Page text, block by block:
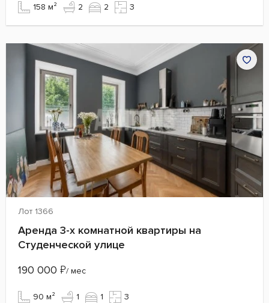
158 м² 2 2 3
Лот 1366
Аренда 3-х комнатной квартиры на
Студенческой улице
190 000 ₽/ мес
90 м² 1 1 3